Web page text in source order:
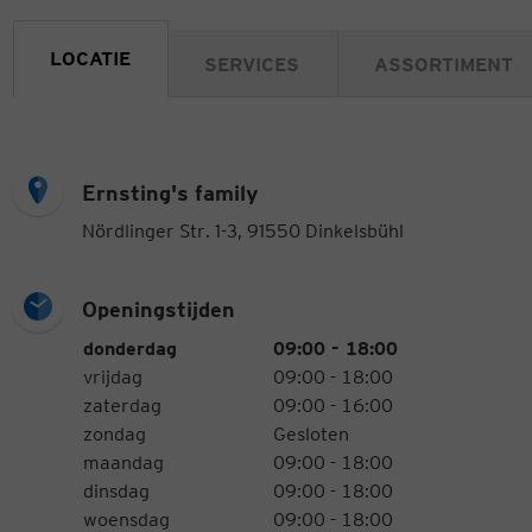
LOCATIE SERVICES ASSORTIMENT
Ernsting's family
Nördlinger Str. 1-3, 91550 Dinkelsbühl
Openingstijden
Openingstijden
WeekdagTijden
donderdag
09:00 - 18:00
vrijdag
09:00 - 18:00
zaterdag
09:00 - 16:00
zondag
Gesloten
maandag
09:00 - 18:00
dinsdag
09:00 - 18:00
woensdag
09:00 - 18:00